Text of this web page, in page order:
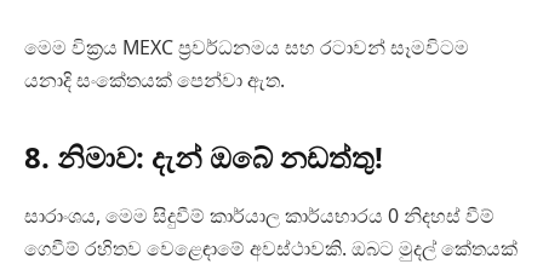
මෙම වික්‍රය MEXC ප්‍රවර්ධනමය සහ රටාවන් සෑමවිටම
යනාදි සංකේතයක් පෙන්වා ඇත.
8. නිමාව: දැන් ඔබේ නඩත්තු!
සාරාංශය, මෙම සිදුවීම් කාර්යාල කාර්යභාරය 0 නිදහස් වීම්
ගෙවීම් රහිතව වෙළෙඳාමේ අවස්ථාවකි. ඔබට මුදල් කේතයක්